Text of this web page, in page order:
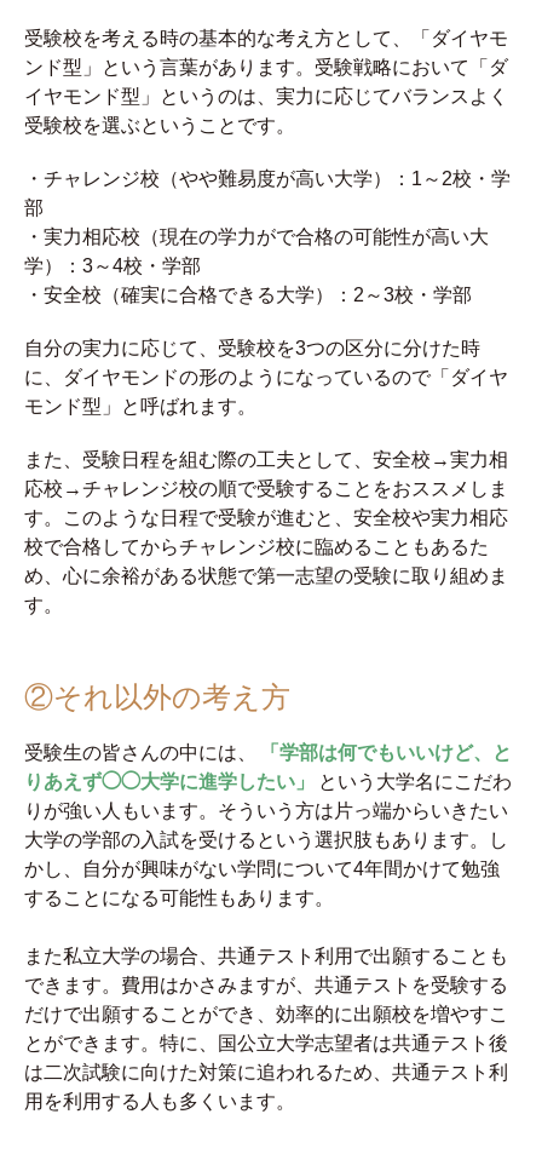
受験校を考える時の基本的な考え方として、「ダイヤモ
ンド型」という言葉があります。受験戦略において「ダ
イヤモンド型」というのは、実力に応じてバランスよく
受験校を選ぶということです。
・チャレンジ校（やや難易度が高い大学）：1～2校・学
部
・実力相応校（現在の学力がで合格の可能性が高い大
学）：3～4校・学部
・安全校（確実に合格できる大学）：2～3校・学部
自分の実力に応じて、受験校を3つの区分に分けた時
に、ダイヤモンドの形のようになっているので「ダイヤ
モンド型」と呼ばれます。
また、受験日程を組む際の工夫として、安全校→実力相
応校→チャレンジ校の順で受験することをおススメしま
す。このような日程で受験が進むと、安全校や実力相応
校で合格してからチャレンジ校に臨めることもあるた
め、心に余裕がある状態で第一志望の受験に取り組めま
す。
②それ以外の考え方
受験生の皆さんの中には、
「学部は何でもいいけど、と
りあえず◯◯大学に進学したい」
という大学名にこだわ
りが強い人もいます。そういう方は片っ端からいきたい
大学の学部の入試を受けるという選択肢もあります。し
かし、自分が興味がない学問について4年間かけて勉強
することになる可能性もあります。
また私立大学の場合、共通テスト利用で出願することも
できます。費用はかさみますが、共通テストを受験する
だけで出願することができ、効率的に出願校を増やすこ
とができます。特に、国公立大学志望者は共通テスト後
は二次試験に向けた対策に追われるため、共通テスト利
用を利用する人も多くいます。